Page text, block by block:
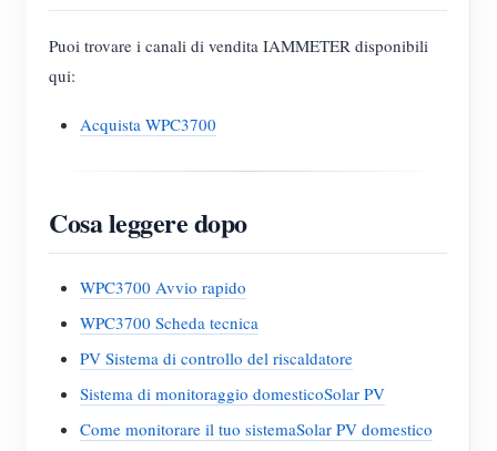
Puoi trovare i canali di vendita IAMMETER disponibili
qui:
Acquista WPC3700
Cosa leggere dopo
WPC3700 Avvio rapido
WPC3700 Scheda tecnica
PV Sistema di controllo del riscaldatore
Sistema di monitoraggio domesticoSolar PV
Come monitorare il tuo sistemaSolar PV domestico